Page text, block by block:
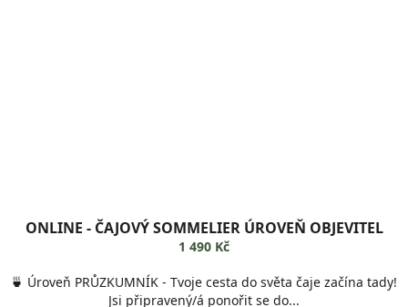
ONLINE - ČAJOVÝ SOMMELIER ÚROVEŇ OBJEVITEL
1 490 Kč
🍵 Úroveň PRŮZKUMNÍK - Tvoje cesta do světa čaje začína tady!
Jsi připravený/á ponořit se do...